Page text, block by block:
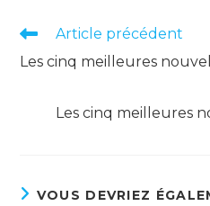
Read
articles
Article précédent
Les cinq meilleures
Les cinq meilleures
VOUS DEVRIEZ